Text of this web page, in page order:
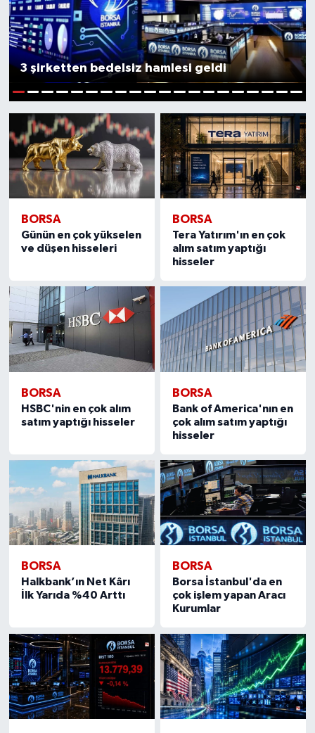
3 şirketten bedelsiz hamlesi geldi
BORSA
Günün en çok yükselen
ve düşen hisseleri
BORSA
Tera Yatırım'ın en çok
alım satım yaptığı
hisseler
BORSA
HSBC'nin en çok alım
satım yaptığı hisseler
BORSA
Bank of America'nın en
çok alım satım yaptığı
hisseler
BORSA
Halkbank’ın Net Kârı
İlk Yarıda %40 Arttı
BORSA
Borsa İstanbul'da en
çok işlem yapan Aracı
Kurumlar
BIST 100 Isı Haritası
Coin Isı Haritası
Ekonomik Takvim
Kiripto Para Piyasası
Gizlilik Sözleşmesi
İletişim